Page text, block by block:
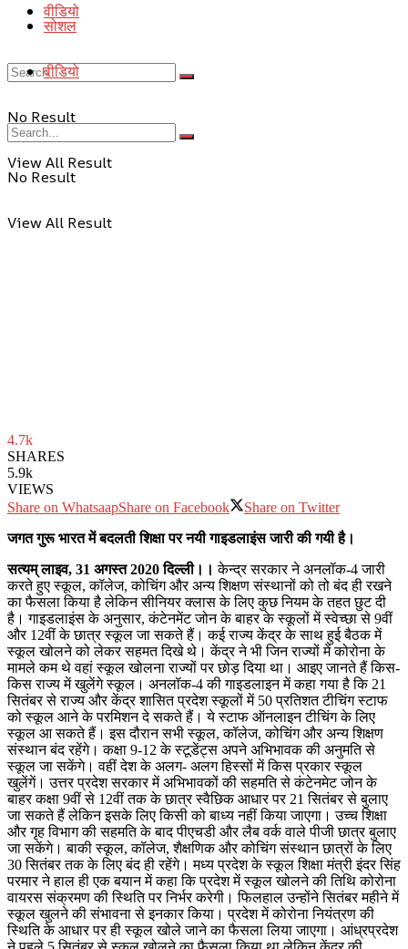
वीडियो
No Result
View All Result
सोशल
वीडियो
No Result
View All Result
4.7k
SHARES
5.9k
VIEWS
Share on WhatsaapShare on Facebook
Share on Twitter
जगत गुरू भारत में बदलती शिक्षा पर नयी गाइडलाइंस जारी की गयी है।
सत्‍यम् लाइव, 31 अगस्‍त 2020 दिल्‍ली।। केन्‍‍द्र सरकार ने अनलॉक-4 जारी
करते हुए स्कूल, कॉलेज, कोचिंग और अन्य शिक्षण संस्थानों को तो बंद ही रखने
का फैसला किया है लेकिन सीनियर क्लास के लिए कुछ नियम के तहत छुट दी
है। गाइडलाइंस के अनुसार, कंटेनमेंट जोन के बाहर के स्कूलों में स्वेच्छा से 9वीं
और 12वीं के छात्र स्कूल जा सकते हैं। कई राज्य केंद्र के साथ हुई बैठक में
स्कूल खोलने को लेकर सहमत दिखे थे। केंद्र ने भी जिन राज्यों में कोरोना के
मामले कम थे वहां स्कूल खोलना राज्यों पर छोड़ दिया था। आइए जानते हैं किस-
किस राज्य में खुलेंगे स्कूल। अनलॉक-4 की गाइडलाइन में कहा गया है कि 21
सितंबर से राज्य और केंद्र शासित प्रदेश स्कूलों में 50 प्रतिशत टीचिंग स्टाफ
को स्कूल आने के परमिशन दे सकते हैं। ये स्टाफ ऑनलाइन टीचिंग के लिए
स्कूल आ सकते हैं। इस दौरान सभी स्कूल, कॉलेज, कोचिंग और अन्य शिक्षण
संस्थान बंद रहेंगे। कक्षा 9-12 के स्टूडेंट्स अपने अभिभावक की अनुमति से
स्कूल जा सकेंगे। वहीं देश के अलग- अलग हिस्‍सों में किस प्रकार स्‍कूल
खुलेंगें। उत्तर प्रदेश सरकार में अभिभावकों की सहमति से कंटेनमेट जोन के
बाहर कक्षा 9वीं से 12वीं तक के छात्र स्वैछिक आधार पर 21 सितंबर से बुलाए
जा सकते हैं लेकिन इसके लिए किसी को बाध्य नहीं किया जाएगा। उच्च शिक्षा
और गृह विभाग की सहमति के बाद पीएचडी और लैब वर्क वाले पीजी छात्र बुलाए
जा सकेंगे। बाकी स्कूल, कॉलेज, शैक्षणिक और कोचिंग संस्थान छात्रों के लिए
30 सितंबर तक के लिए बंद ही रहेंगे। मध्य प्रदेश के स्कूल शिक्षा मंत्री इंदर सिंह
परमार ने हाल ही एक बयान में कहा कि प्रदेश में स्कूल खोलने की तिथि कोरोना
वायरस संक्रमण की स्थिति पर निर्भर करेगी। फिलहाल उन्होंने सितंबर महीने में
स्कूल खुलने की संभावना से इनकार किया। प्रदेश में कोरोना नियंत्रण की
स्थिति के आधार पर ही स्कूल खोले जाने का फैसला लिया जाएगा। आंध्रप्रदेश